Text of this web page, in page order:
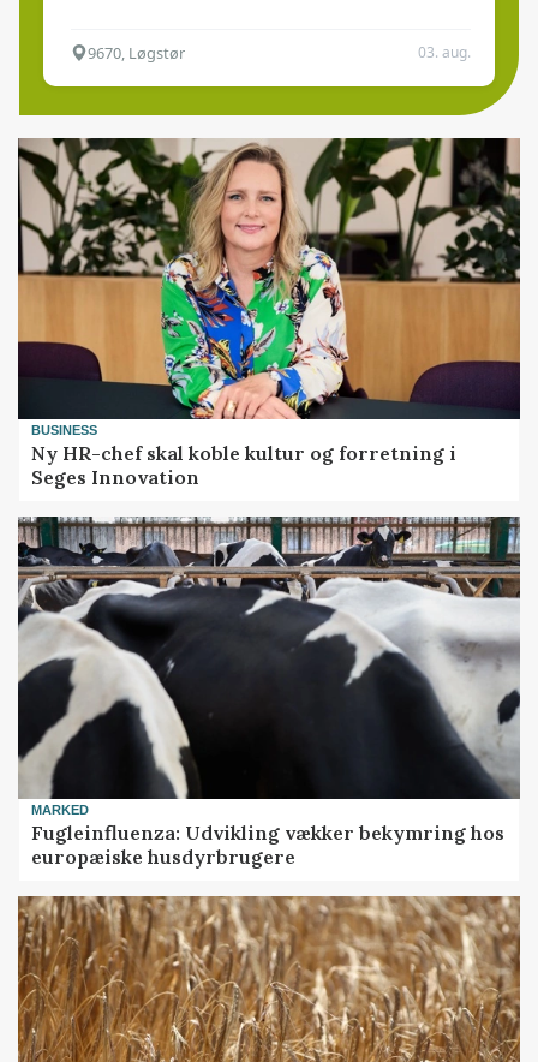
9670, Løgstør 03. aug.
BUSINESS
Ny HR-chef skal koble kultur og forretning i
Seges Innovation
MARKED
Fugleinfluenza: Udvikling vækker bekymring hos
europæiske husdyrbrugere